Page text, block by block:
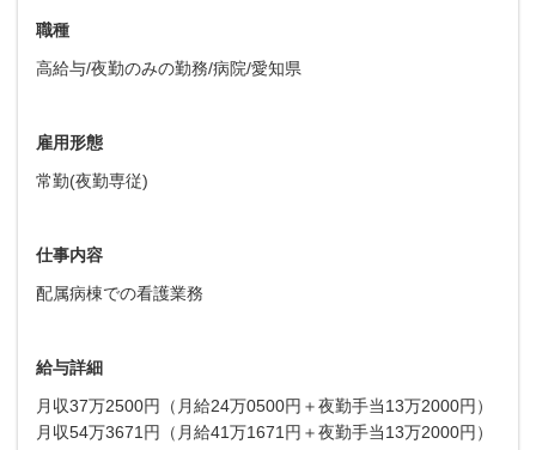
職種
高給与/夜勤のみの勤務/病院/愛知県
雇用形態
常勤(夜勤専従)
仕事内容
配属病棟での看護業務
給与詳細
月収37万2500円（月給24万0500円＋夜勤手当13万2000円）
月収54万3671円（月給41万1671円＋夜勤手当13万2000円）